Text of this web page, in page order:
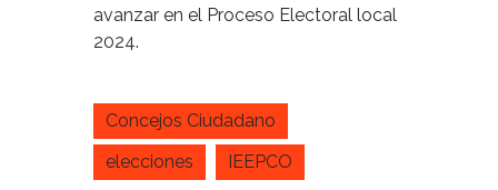
avanzar en el Proceso Electoral local
2024.
Concejos Ciudadano
elecciones
IEEPCO